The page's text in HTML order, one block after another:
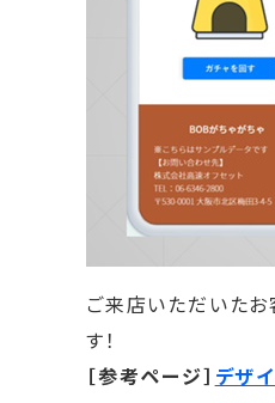
ご来店いただいたお
す！
［参考ページ］ デザ